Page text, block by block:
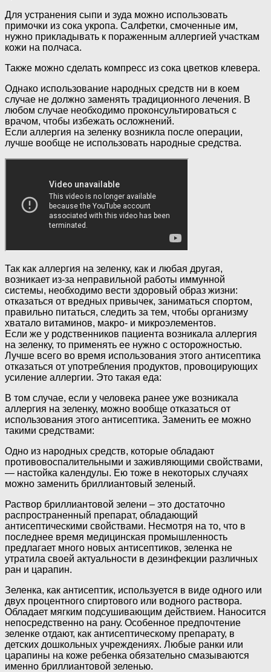
Для устранения сыпи и зуда можно использовать
примочки из сока укропа. Салфетки, смоченные им,
нужно прикладывать к пораженным аллергией участкам
кожи на полчаса.
Также можно сделать компресс из сока цветков клевера.
Однако использование народных средств ни в коем
случае не должно заменять традиционного лечения. В
любом случае необходимо проконсультироваться с
врачом, чтобы избежать осложнений.
Если аллергия на зеленку возникла после операции,
лучше вообще не использовать народные средства.
Так как аллергия на зеленку, как и любая другая,
возникает из-за неправильной работы иммунной
системы, необходимо вести здоровый образ жизни:
отказаться от вредных привычек, заниматься спортом,
правильно питаться, следить за тем, чтобы организму
хватало витаминов, макро- и микроэлементов.
Если же у родственников пациента возникала аллергия
на зеленку, то применять ее нужно с осторожностью.
Лучше всего во время использования этого антисептика
отказаться от употребления продуктов, провоцирующих
усиление аллергии. Это такая еда:
В том случае, если у человека ранее уже возникала
аллергия на зеленку, можно вообще отказаться от
использования этого антисептика. Заменить ее можно
такими средствами:
Одно из народных средств, которые обладают
противовоспалительными и заживляющими свойствами,
— настойка календулы. Ею тоже в некоторых случаях
можно заменить бриллиантовый зеленый.
Раствор бриллиантовой зелени – это достаточно
распространенный препарат, обладающий
антисептическими свойствами. Несмотря на то, что в
последнее время медицинская промышленность
предлагает много новых антисептиков, зеленка не
утратила своей актуальности в дезинфекции различных
ран и царапин.
Зеленка, как антисептик, используется в виде одного или
двух процентного спиртового или водного раствора.
Обладает мягким подсушивающим действием. Наносится
непосредственно на рану. Особенное предпочтение
зеленке отдают, как антисептическому препарату, в
детских дошкольных учреждениях. Любые ранки или
царапины на коже ребенка обязательно смазываются
именно бриллиантовой зеленью.